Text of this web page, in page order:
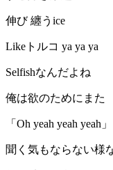
伸び 纏うice
Likeトルコ ya ya ya
Selfishなんだよね
俺は欲のためにまた
「Oh yeah yeah yeah」
聞く気もならない様